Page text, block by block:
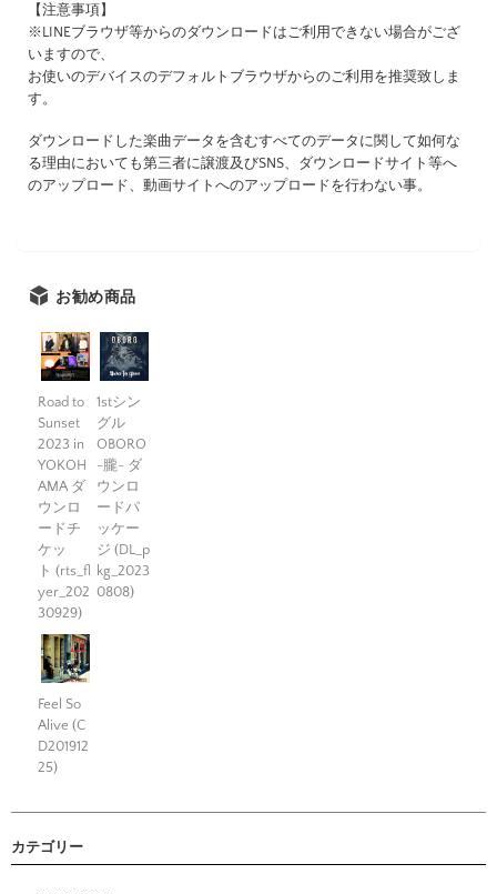
【注意事項】
※LINEブラウザ等からのダウンロードはご利用できない場合がござ
いますので、
お使いのデバイスのデフォルトブラウザからのご利用を推奨致しま
す。
ダウンロードした楽曲データを含むすべてのデータに関して如何な
る理由においても第三者に譲渡及びSNS、ダウンロードサイト等へ
のアップロード、動画サイトへのアップロードを行わない事。
お勧め商品
Road to
Sunset
2023 in
YOKOH
AMA ダ
ウンロ
ードチ
ケッ
ト (rts_fl
yer_202
30929)
1stシン
グル
OBORO
-朧- ダ
ウンロ
ードパ
ッケー
ジ (DL_p
kg_2023
0808)
Feel So
Alive (C
D201912
25)
カテゴリー